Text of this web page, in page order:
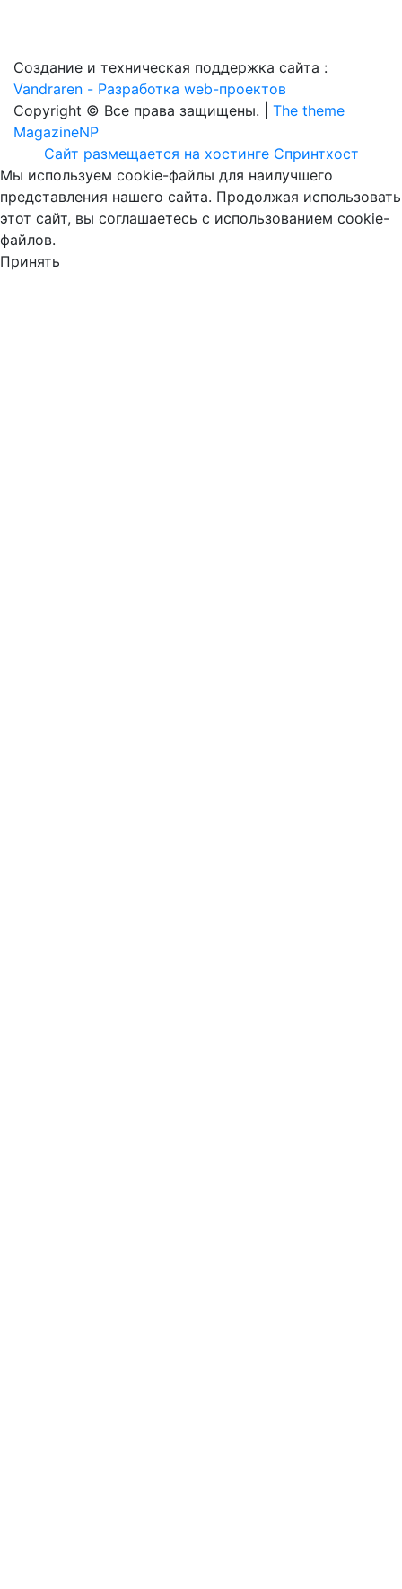
Создание и техническая поддержка сайта :
Vandraren - Разработка web-проектов
Copyright © Все права защищены. | The theme
MagazineNP
Сайт размещается на хостинге Спринтхост
Мы используем cookie-файлы для наилучшего
представления нашего сайта. Продолжая использовать
этот сайт, вы соглашаетесь с использованием cookie-
файлов.
Принять